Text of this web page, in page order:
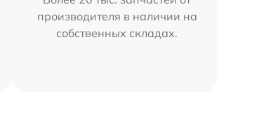
производителя в наличии на
собственных складах.